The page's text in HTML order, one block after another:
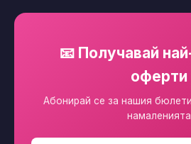
📧 Получавай
оферти
Абонирай се за нашия
намаленията